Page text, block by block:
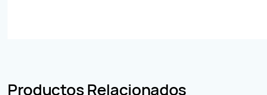
Productos Relacionados